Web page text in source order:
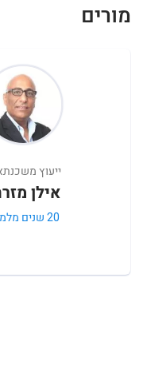
מורים
ייעוץ
אילן
20 שנים מלמדת